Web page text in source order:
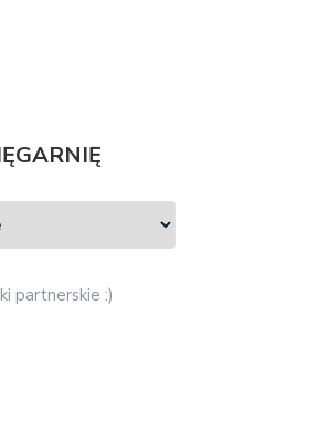
partnerskie :)